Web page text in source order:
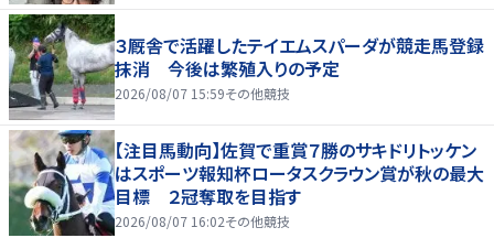
３厩舎で活躍したテイエムスパーダが競走馬登録
抹消 今後は繁殖入りの予定
2026/08/07 15:59その他競技
【注目馬動向】佐賀で重賞７勝のサキドリトッケン
はスポーツ報知杯ロータスクラウン賞が秋の最大
目標 ２冠奪取を目指す
2026/08/07 16:02その他競技